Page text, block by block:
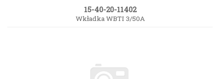
15-40-20-11402
Wkładka WBTI 3/50A